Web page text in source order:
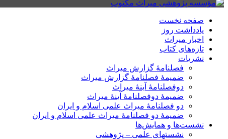
صفحه نخست
یادداشت روز
اخبار میراث
تازه‌های کتاب
نشریات
فصلنامۀ گزارش میراث
ضمیمۀ فصلنامۀ گزارش میراث
دوفصلنامۀ آینۀ میراث
ضمیمۀ دوفصلنامۀ آینۀ میراث
دو فصلنامۀ میراث علمی اسلام و ایران
ضمیمۀ دو فصلنامۀ میراث علمی اسلام و ایران
نشست‌ها و همایش‌ها
نشستهای علمی – پژوهشی